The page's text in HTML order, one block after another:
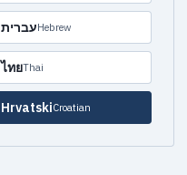
עבריתHebrew
ไทยThai
HrvatskiCroatian